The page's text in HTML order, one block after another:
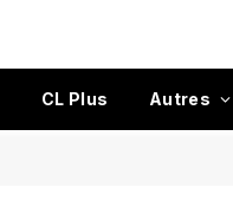
CL Plus Autres